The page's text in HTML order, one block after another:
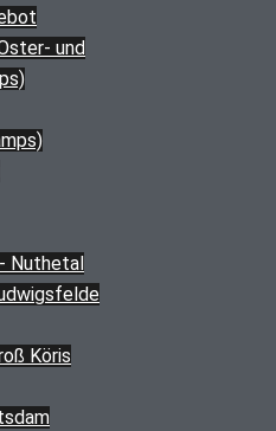
und
Nuthetal
Köris